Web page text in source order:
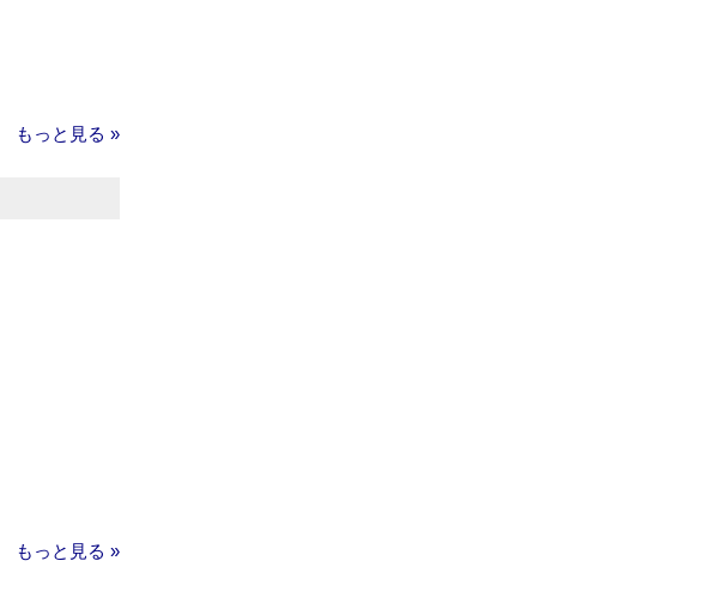
もっと見る »
もっと見る »